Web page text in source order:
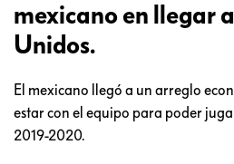
mexicano en llegar
Unidos.
El mexicano llegó a un arreglo
estar con el equipo para poder
2019-2020.